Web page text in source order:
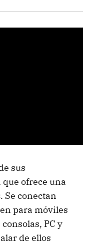
sus
ofrece una
. Se conectan
para móviles
PC y
de ellos